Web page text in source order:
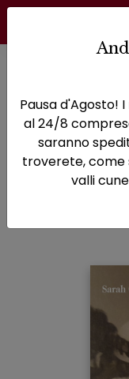
La
Pausa d'Agosto!
al 24/8
saranno
troverete, come
valli